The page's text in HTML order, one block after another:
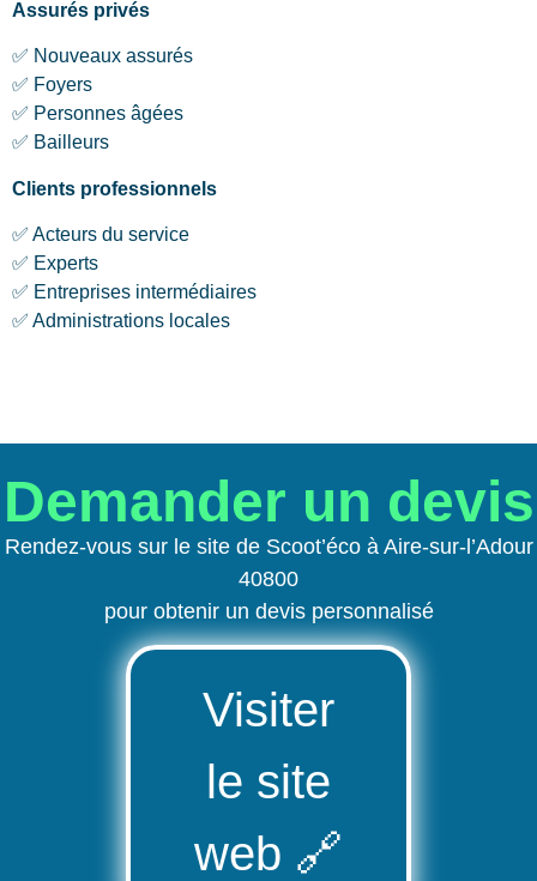
Assurés privés
✅ Nouveaux assurés
✅ Foyers
✅ Personnes âgées
✅ Bailleurs
Clients professionnels
✅ Acteurs du service
✅ Experts
✅ Entreprises intermédiaires
✅ Administrations locales
Demander un devis
Rendez-vous sur le site de Scoot’éco à Aire-sur-l’Adour
40800
pour obtenir un devis personnalisé
Visiter
le site
web 🔗